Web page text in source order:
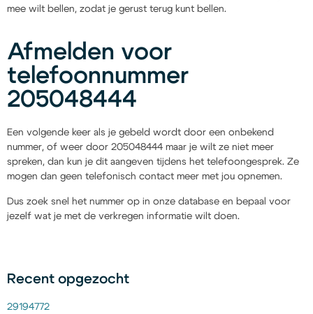
mee wilt bellen, zodat je gerust terug kunt bellen.
Afmelden voor
telefoonnummer
205048444
Een volgende keer als je gebeld wordt door een onbekend
nummer, of weer door 205048444 maar je wilt ze niet meer
spreken, dan kun je dit aangeven tijdens het telefoongesprek. Ze
mogen dan geen telefonisch contact meer met jou opnemen.
Dus zoek snel het nummer op in onze database en bepaal voor
jezelf wat je met de verkregen informatie wilt doen.
Recent opgezocht
29194772